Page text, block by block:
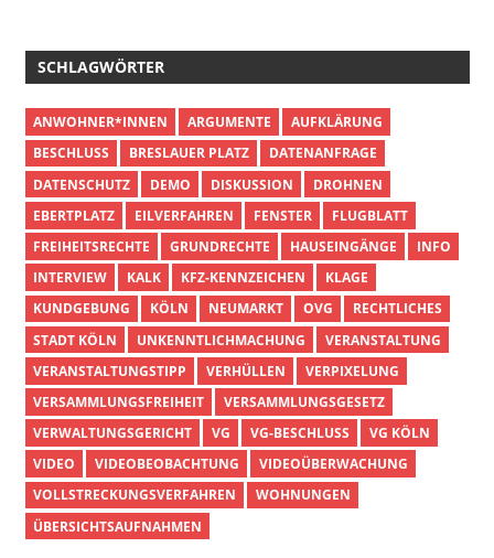
SCHLAGWÖRTER
ANWOHNER*INNEN ARGUMENTE
AUFKLÄRUNG
BESCHLUSS
BRESLAUER PLATZ
DATENANFRAGE
DATENSCHUTZ
DEMO DISKUSSION
DROHNEN
EBERTPLATZ
EILVERFAHREN FENSTER
FLUGBLATT
FREIHEITSRECHTE
GRUNDRECHTE HAUSEINGÄNGE
INFO
INTERVIEW
KALK KFZ-KENNZEICHEN
KLAGE
KUNDGEBUNG
KÖLN NEUMARKT OVG
RECHTLICHES
STADT KÖLN
UNKENNTLICHMACHUNG
VERANSTALTUNG
VERANSTALTUNGSTIPP
VERHÜLLEN
VERPIXELUNG
VERSAMMLUNGSFREIHEIT
VERSAMMLUNGSGESETZ
VERWALTUNGSGERICHT
VG VG-BESCHLUSS
VG KÖLN
VIDEO
VIDEOBEOBACHTUNG
VIDEOÜBERWACHUNG
VOLLSTRECKUNGSVERFAHREN
WOHNUNGEN
ÜBERSICHTSAUFNAHMEN